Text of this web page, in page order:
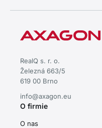
RealQ s. r. o.
Železná 663/5
619 00 Brno
info@axagon.eu
O firmie
O nas